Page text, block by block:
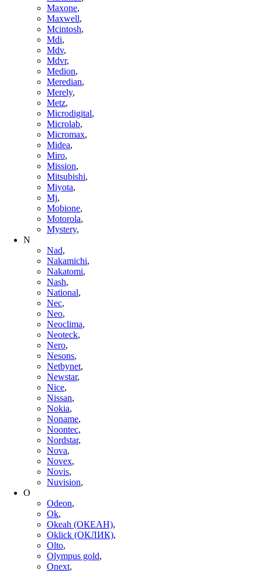
Maxone,
Maxwell,
Mcintosh,
Mdi,
Mdv,
Mdvr,
Medion,
Meredian,
Merely,
Metz,
Microdigital,
Microlab,
Micromax,
Midea,
Miro,
Mission,
Mitsubishi,
Miyota,
Mj,
Mobione,
Motorola,
Mystery,
N
Nad,
Nakamichi,
Nakatomi,
Nash,
National,
Nec,
Neo,
Neoclima,
Neoteck,
Nero,
Nesons,
Netbynet,
Newstar,
Nice,
Nissan,
Nokia,
Noname,
Noontec,
Nordstar,
Nova,
Novex,
Novis,
Nuvision,
O
Odeon,
Ok,
Okeah (ОКЕАН),
Oklick (ОКЛИК),
Olto,
Olympus gold,
Onext,